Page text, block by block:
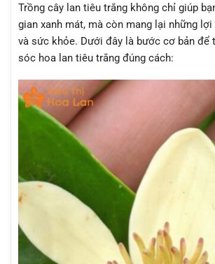
Trồng cây lan tiêu trắng không chỉ giúp
gian xanh mát, mà còn mang lại những
và sức khỏe. Dưới đây là bước cơ bản để
sóc hoa lan tiêu trắng đúng cách: